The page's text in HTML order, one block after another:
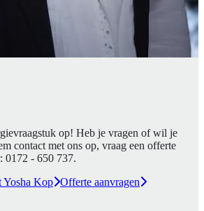
op! Heb je vragen of wil je
contact met ons op, vraag een offerte
0172 - 650 737.
Yosha Kop Offerte aanvragen